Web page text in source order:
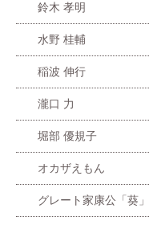
鈴木 孝明
水野 桂輔
稲波 伸行
瀧口 力
堀部 優規子
オカザえもん
グレート家康公「葵